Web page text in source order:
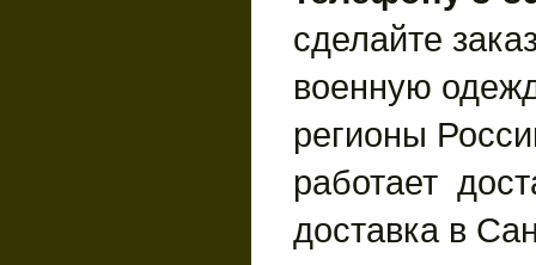
сделайте
военную
регионы
работает
доставка в